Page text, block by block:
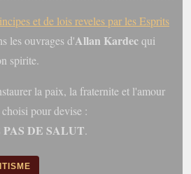
et de lois reveles par les Esprits
les ouvrages d'Allan Kardecqui
spirite.
la paix, la fraternite et l'amour
pour devise :
DE SALUT.